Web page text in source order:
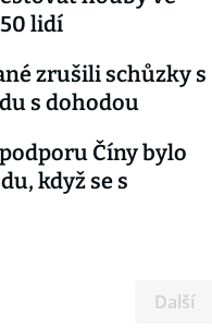
lidí
zrušili schůzky s
s dohodou
Číny bylo
když se s
Další